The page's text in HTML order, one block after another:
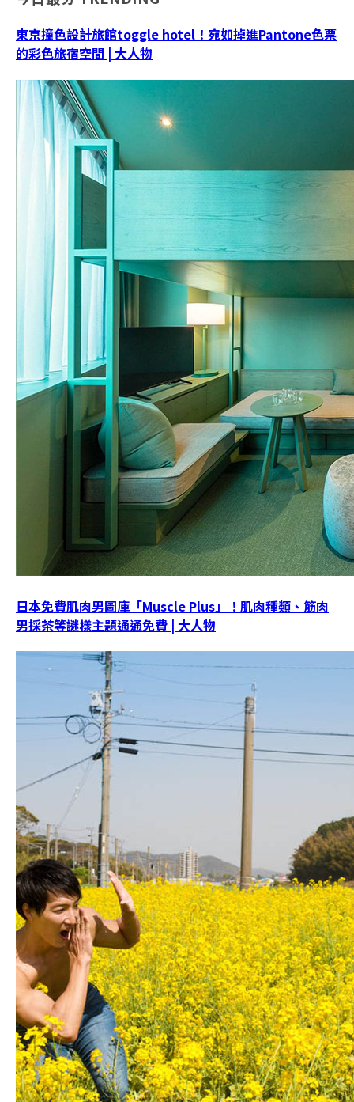
東京撞色設計旅館toggle hotel！宛如掉進Pantone色票
的彩色旅宿空間 | 大人物
日本免費肌肉男圖庫「Muscle Plus」！肌肉種類、筋肉
男採茶等謎樣主題通通免費 | 大人物